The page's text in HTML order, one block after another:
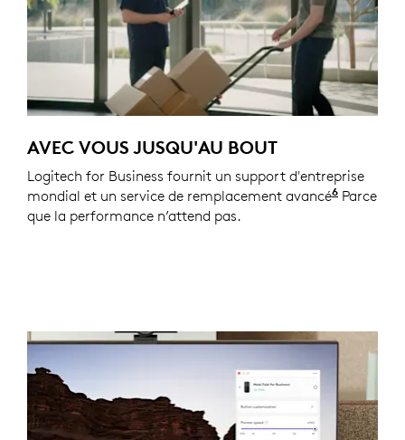
AVEC VOUS JUSQU'AU BOUT
Logitech for Business fournit un support d'entreprise
mondial et un service de remplacement avancé6 Parce
que la performance n’attend pas.